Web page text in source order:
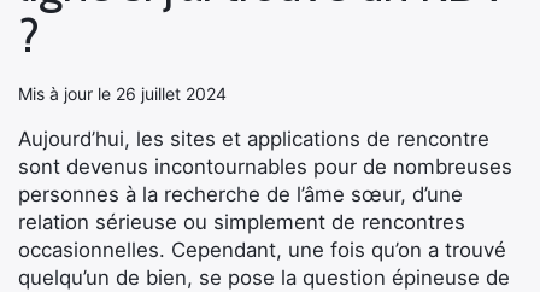
?
Mis à jour le 26 juillet 2024
Aujourd’hui, les sites et applications de rencontre
sont devenus incontournables pour de nombreuses
personnes à la recherche de l’âme sœur, d’une
relation sérieuse ou simplement de rencontres
occasionnelles. Cependant, une fois qu’on a trouvé
quelqu’un de bien, se pose la question épineuse de
Les tests
Blog sur les rencontres